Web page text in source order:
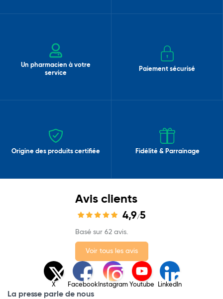
Un pharmacien à votre
service
Paiement sécurisé
Origine des produits certifiée Fidélité & Parrainage
Avis clients
4,9/5
Basé sur 62 avis.
Voir tous les avis
X Facebook Instagram Youtube LinkedIn
La presse parle de nous